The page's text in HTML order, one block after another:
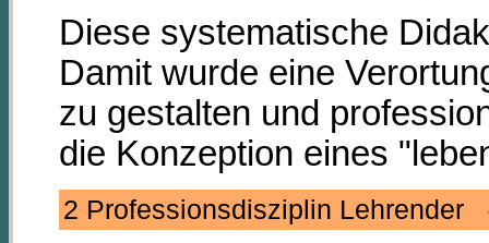
Diese systematische
Damit wurde eine
zu gestalten und
die Konzeption eines
2 Professionsdisziplin Lehrender